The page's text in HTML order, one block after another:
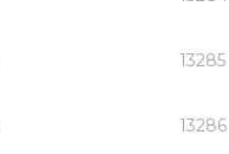
13285
13286